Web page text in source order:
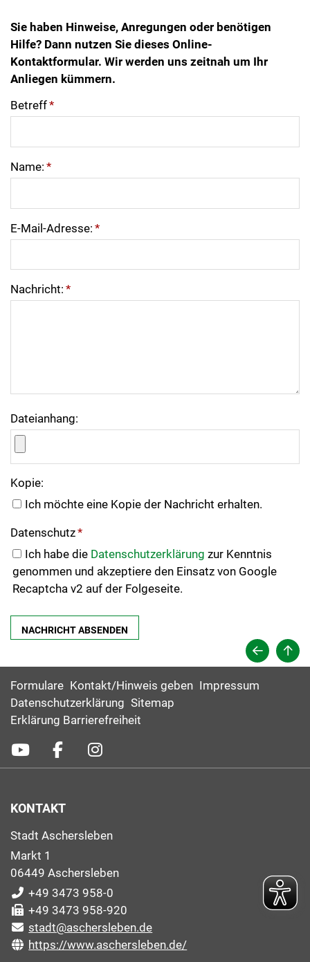
Sie haben Hinweise, Anregungen oder benötigen
Hilfe? Dann nutzen Sie dieses Online-
Kontaktformular. Wir werden uns zeitnah um Ihr
Anliegen kümmern.
Betreff*
Name: *
E-Mail-Adresse: *
Nachricht: *
Dateianhang:
Kopie:
Ich möchte eine Kopie der Nachricht erhalten.
Datenschutz*
Ich habe die Datenschutzerklärung zur Kenntnis
genommen und akzeptiere den Einsatz von Google
Recaptcha v2 auf der Folgeseite.
Formulare Kontakt/Hinweis geben Impressum
Datenschutzerklärung Sitemap
Erklärung Barrierefreiheit
KONTAKT
Stadt Aschersleben
Markt 1
06449 Aschersleben
+49 3473 958-0
+49 3473 958-920
stadt@aschersleben.de
https://www.aschersleben.de/